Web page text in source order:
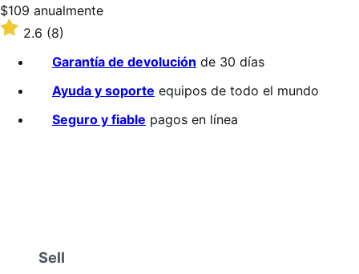
Precio:
$109/anualmente
$109 anualmente
Valoración:
sobre
estrellas
2.6 (8)
Garantía de devolución de 30 días
Ayuda y soporte equipos de todo el mundo
Seguro y fiable pagos en línea
Sell